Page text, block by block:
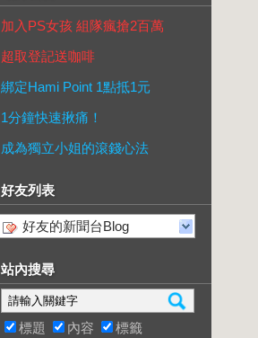
加入PS女孩 組隊瘋搶2百萬
超取登記送咖啡
綁定Hami Point 1點抵1元
1分鐘快速揪痛！
成為獨立小姐的滾錢心法
好友列表
好友的新聞台Blog
站內搜尋
標題 內容 標籤